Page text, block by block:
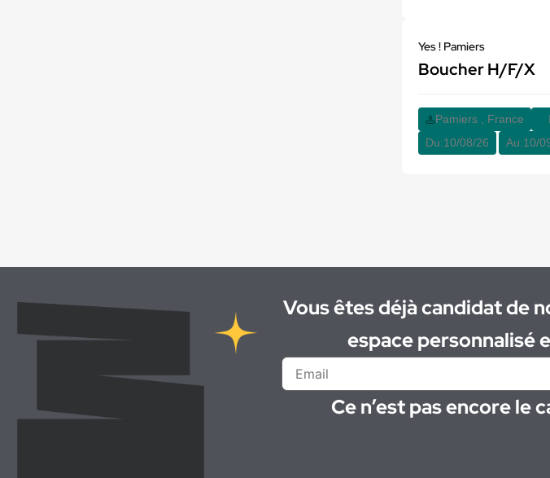
Coffreur-bancheur
Coffreur Bancheur
Conducteur d'engins
Yes ! Pamiers
Boucher H/F/X
Pamiers , France
Du:10/08/26 Au:10/
Vous êtes déjà candidat de
espace personnalisé
Ce n’est pas encore le